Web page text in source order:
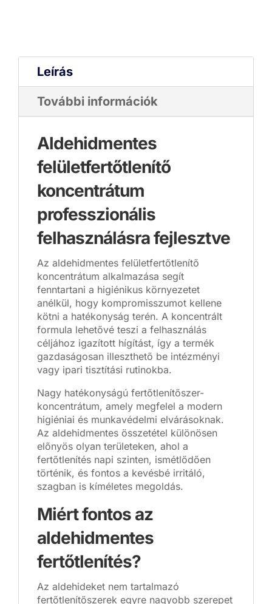
Leírás
További információk
Aldehidmentes
felületfertőtlenítő
koncentrátum
professzionális
felhasználásra fejlesztve
Az aldehidmentes felületfertőtlenítő
koncentrátum alkalmazása segít
fenntartani a higiénikus környezetet
anélkül, hogy kompromisszumot kellene
kötni a hatékonyság terén. A koncentrált
formula lehetővé teszi a felhasználás
céljához igazított hígítást, így a termék
gazdaságosan illeszthető be intézményi
vagy ipari tisztítási rutinokba.
Nagy hatékonyságú fertőtlenítőszer-
koncentrátum, amely megfelel a modern
higiéniai és munkavédelmi elvárásoknak.
Az aldehidmentes összetétel különösen
előnyös olyan területeken, ahol a
fertőtlenítés napi szinten, ismétlődően
történik, és fontos a kevésbé irritáló,
szagban is kíméletes megoldás.
Miért fontos az
aldehidmentes
fertőtlenítés?
Az aldehideket nem tartalmazó
fertőtlenítőszerek egyre nagyobb szerepet